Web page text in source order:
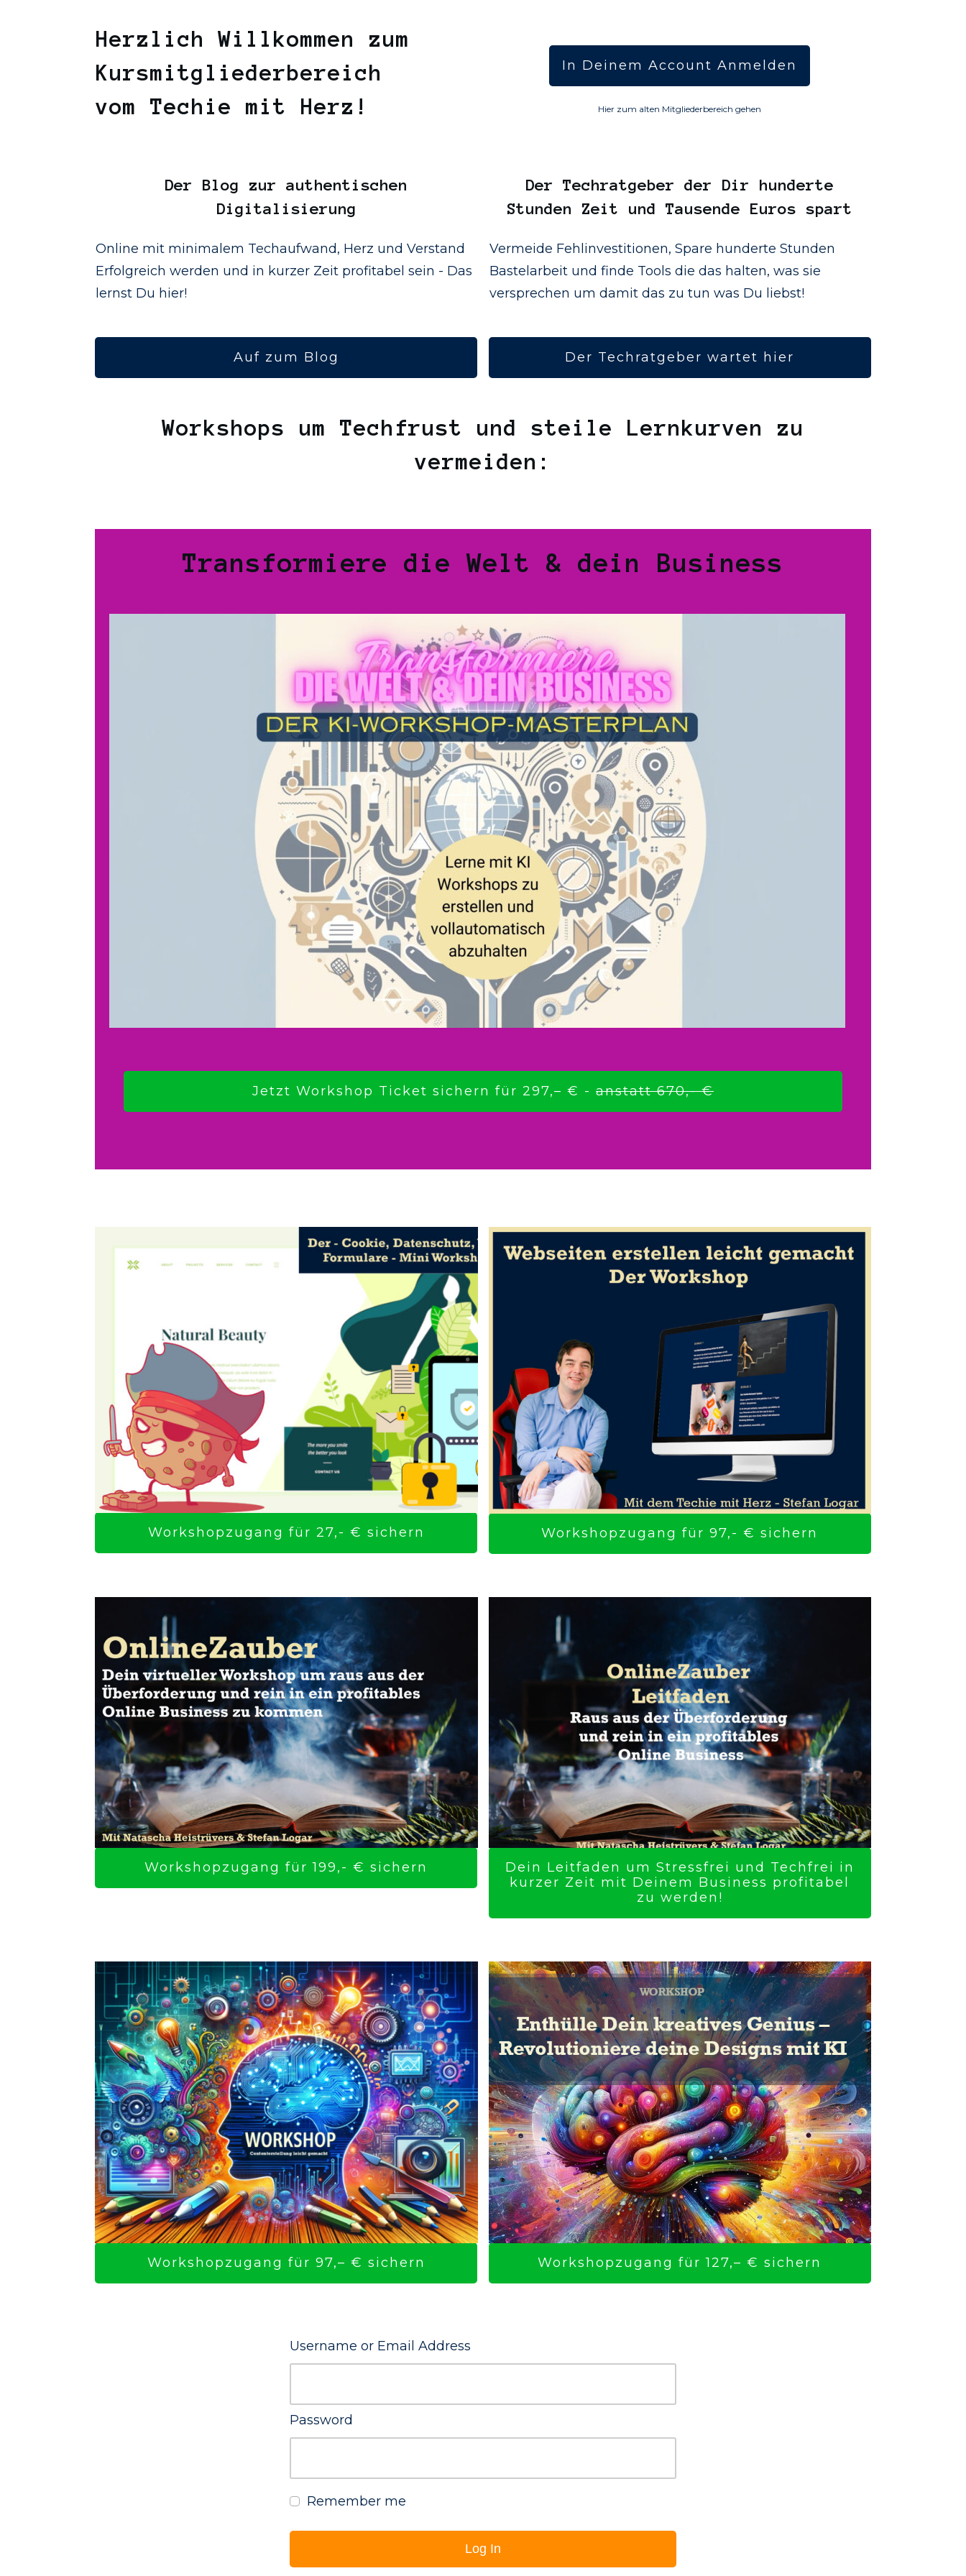
Herzlich Willkommen zum
Kursmitgliederbereich
vom Techie mit Herz!
In Deinem Account Anmelden
Hier zum alten Mitgliederbereich gehen
Der Blog zur authentischen
Digitalisierung
Online mit minimalem Techaufwand, Herz und Verstand
Erfolgreich werden und in kurzer Zeit profitabel sein - Das
lernst Du hier!
Auf zum Blog
DerTechratgeber der Dir hunderte
Stunden Zeit und Tausende Euros spart
Vermeide Fehlinvestitionen, Spare hunderte Stunden
Bastelarbeit und finde Tools die das halten, was sie
versprechen um damit das zu tun was Du liebst!
Der Techratgeber wartet hier
Workshops um Techfrust und steile Lernkurven zu
vermeiden:
Transformiere die Welt & dein Business
Jetzt Workshop Ticket sichern für 297,– € - anstatt 670,- €
Workshopzugang für 27,- € sichern Workshopzugang für 97,- € sichern
Workshopzugang für 199,- € sichern
Dein Leitfaden um Stressfrei und Techfrei in
kurzer Zeit mit Deinem Business profitabel
zu werden!
Workshopzugang für 97,– € sichern Workshopzugang für 127,– € sichern
Username or Email Address
Password
Remember me
Log In